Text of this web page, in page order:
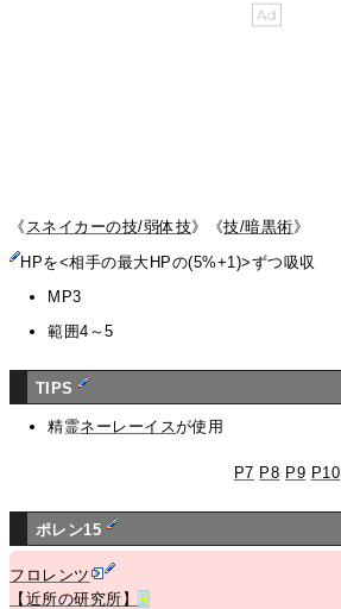
《 スネイカーの技/弱体技》《技/暗黒術》
HPを<相手の最大HPの(5%+1)>ずつ吸収
MP3
範囲4～5
TIPS
精霊ネーレーイスが使用
P7 P8 P9 P10
ポレン15
フロレンツ
【近所の研究所】 R